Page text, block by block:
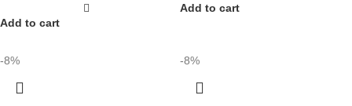
Add to cart
Add to cart
-8% -8%